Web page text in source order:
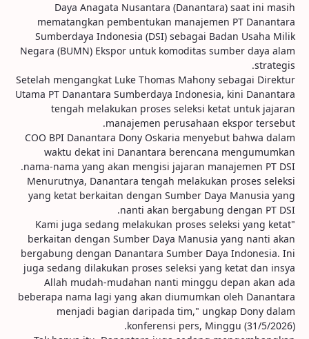
Daya Anagata Nusantara (Danantara) saat ini masih
mematangkan pembentukan manajemen PT Danantara
Sumberdaya Indonesia (DSI) sebagai Badan Usaha Milik
Negara (BUMN) Ekspor untuk komoditas sumber daya alam
strategis.
Setelah mengangkat Luke Thomas Mahony sebagai Direktur
Utama PT Danantara Sumberdaya Indonesia, kini Danantara
tengah melakukan proses seleksi ketat untuk jajaran
manajemen perusahaan ekspor tersebut.
COO BPI Danantara Dony Oskaria menyebut bahwa dalam
waktu dekat ini Danantara berencana mengumumkan
nama-nama yang akan mengisi jajaran manajemen PT DSI.
Menurutnya, Danantara tengah melakukan proses seleksi
yang ketat berkaitan dengan Sumber Daya Manusia yang
nanti akan bergabung dengan PT DSI.
"Kami juga sedang melakukan proses seleksi yang ketat
berkaitan dengan Sumber Daya Manusia yang nanti akan
bergabung dengan Danantara Sumber Daya Indonesia. Ini
juga sedang dilakukan proses seleksi yang ketat dan insya
Allah mudah-mudahan nanti minggu depan akan ada
beberapa nama lagi yang akan diumumkan oleh Danantara
menjadi bagian daripada tim," ungkap Dony dalam
konferensi pers, Minggu (31/5/2026).